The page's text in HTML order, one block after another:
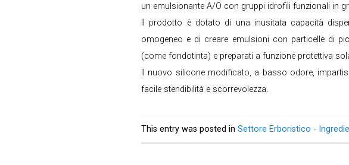
un emulsionante A/O con gruppi idrofili funzionali in
Il prodotto è dotato di una inusitata capacità
omogeneo e di creare emulsioni con particelle di
(come fondotinta) e preparati a funzione protettiva
Il nuovo silicone modificato, a basso odore,
facile stendibilità e scorrevolezza.
This entry was posted in Settore Erboristico -